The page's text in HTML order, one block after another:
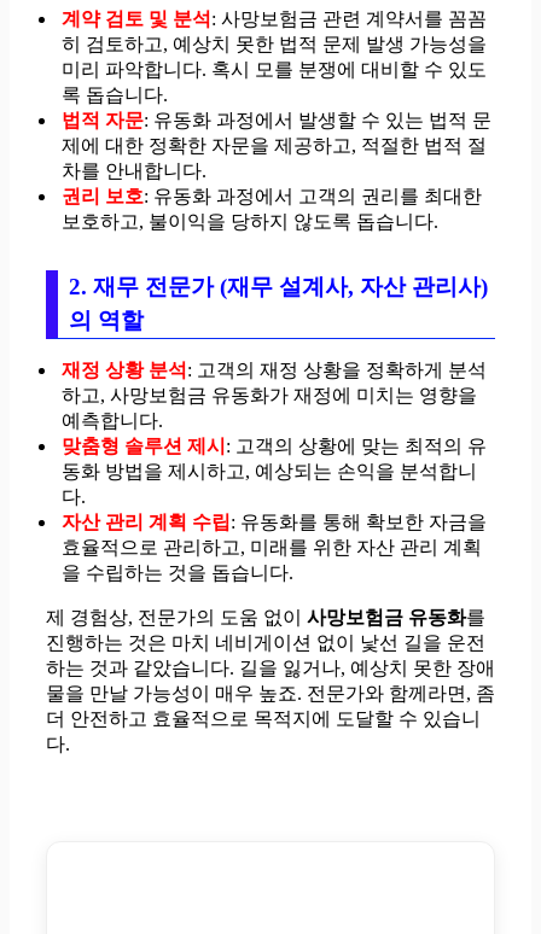
계약 검토 및 분석 : 사망보험금 관련 계약서를 꼼꼼
히 검토하고, 예상치 못한 법적 문제 발생 가능성을
미리 파악합니다. 혹시 모를 분쟁에 대비할 수 있도
록 돕습니다.
법적 자문: 유동화 과정에서 발생할 수 있는 법적 문
제에 대한 정확한 자문을 제공하고, 적절한 법적 절
차를 안내합니다.
권리 보호: 유동화 과정에서 고객의 권리를 최대한
보호하고, 불이익을 당하지 않도록 돕습니다.
2. 재무 전문가 (재무 설계사, 자산 관리사)
의 역할
재정 상황 분석 : 고객의 재정 상황을 정확하게 분석
하고, 사망보험금 유동화가 재정에 미치는 영향을
예측합니다.
맞춤형 솔루션 제시 : 고객의 상황에 맞는 최적의 유
동화 방법을 제시하고, 예상되는 손익을 분석합니
다.
자산 관리 계획 수립: 유동화를 통해 확보한 자금을
효율적으로 관리하고, 미래를 위한 자산 관리 계획
을 수립하는 것을 돕습니다.
제 경험상, 전문가의 도움 없이 사망보험금 유동화를
진행하는 것은 마치 네비게이션 없이 낯선 길을 운전
하는 것과 같았습니다. 길을 잃거나, 예상치 못한 장애
물을 만날 가능성이 매우 높죠. 전문가와 함께라면, 좀
더 안전하고 효율적으로 목적지에 도달할 수 있습니
다.